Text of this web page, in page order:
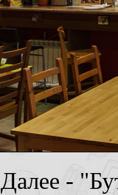
Далее -